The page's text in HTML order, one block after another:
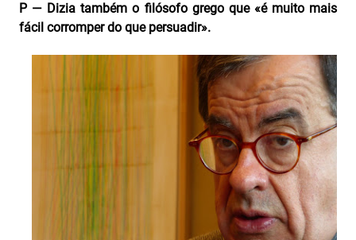
P — Dizia também o filósofo grego que «é muito mais
fácil corromper do que persuadir».